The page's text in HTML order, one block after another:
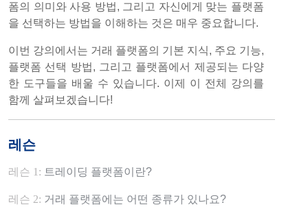
폼의 의미와 사용 방법, 그리고 자신에게 맞는 플랫폼
을 선택하는 방법을 이해하는 것은 매우 중요합니다.
이번 강의에서는 거래 플랫폼의 기본 지식, 주요 기능,
플랫폼 선택 방법, 그리고 플랫폼에서 제공되는 다양
한 도구들을 배울 수 있습니다. 이제 이 전체 강의를
함께 살펴보겠습니다!
레슨
레슨 1: 트레이딩 플랫폼이란?
레슨 2: 거래 플랫폼에는 어떤 종류가 있나요?